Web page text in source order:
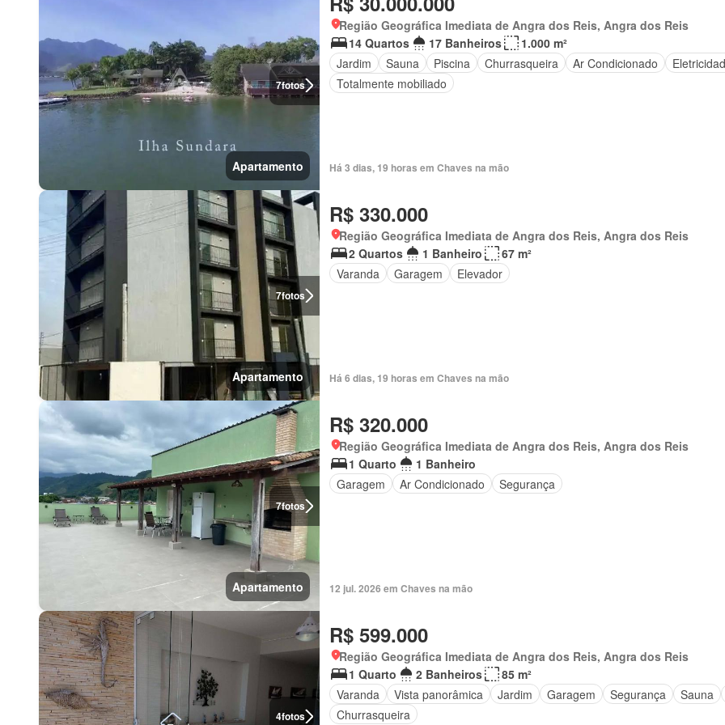
7fotos
Apartamento
Região Geográfica Imediata de Angra dos Reis, Angra dos Reis
14 Quartos
17 Banheiros
1.000 m²
Jardim
Sauna Piscina Churrasqueira Ar Condicionado
Totalmente mobiliado
Há 3 dias, 19 horas em Chaves na mão
7fotos
Apartamento
R$ 330.000
Região Geográfica Imediata de Angra dos Reis, Angra dos Reis
2 Quartos
1 Banheiro
67 m²
Varanda
Garagem Elevador
Há 6 dias, 19 horas em Chaves na mão
7fotos
Apartamento
R$ 320.000
Região Geográfica Imediata de Angra dos Reis, Angra dos Reis
1 Quarto
1 Banheiro
Garagem
Ar Condicionado Segurança
12 jul. 2026 em Chaves na mão
4fotos
R$ 599.000
Região Geográfica Imediata de Angra dos Reis, Angra dos Reis
1 Quarto
2 Banheiros
85 m²
Varanda
Vista panorâmica Jardim Garagem Segurança
Sauna
Churrasqueira